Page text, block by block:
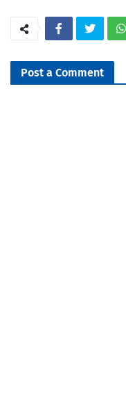
Post a Comment